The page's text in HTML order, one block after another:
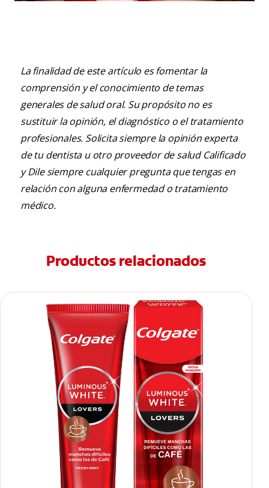
La finalidad de este artículo es fomentar la
comprensión y el conocimiento de temas
generales de salud oral. Su propósito no es
sustituir la opinión, el diagnóstico o el tratamiento
profesionales. Solicita siempre la opinión experta
de tu dentista u otro proveedor de salud Calificado
y Dile siempre cualquier pregunta que tengas en
relación con alguna enfermedad o tratamiento
médico.
Productos relacionados